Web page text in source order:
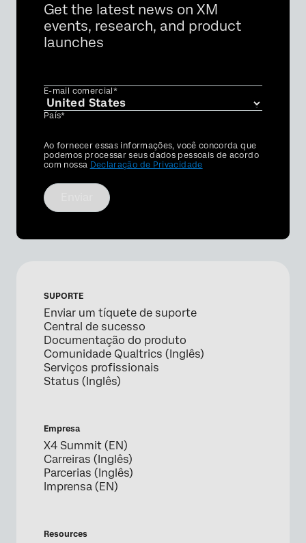
Get the latest news on XM
events, research, and product
launches
E-mail comercial*
País*
Privacy
Optin
Ao fornecer essas informações, você concorda que
podemos processar seus dados pessoais de acordo
com nossa Declaração de Privacidade
SUPORTE
Enviar um tíquete de suporte
Central de sucesso
Documentação do produto
Comunidade Qualtrics (Inglês)
Serviços profissionais
Status (Inglês)
Empresa
X4 Summit (EN)
Carreiras (Inglês)
Parcerias (Inglês)
Imprensa (EN)
Resources